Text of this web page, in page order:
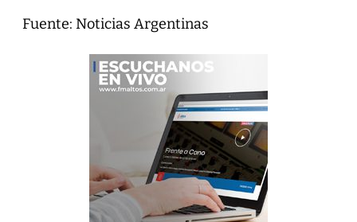
Fuente: Noticias Argentinas